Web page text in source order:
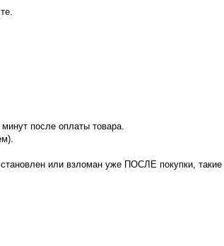
после оплаты товара.
или взломан уже ПОСЛЕ покупки,